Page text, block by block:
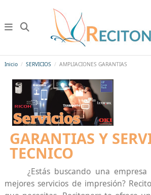
Inicio SERVICIOS AMPLIACIONES GARANTIAS
GARANTIAS Y
TECNICO
¿Estás buscando una
mejores servicios de impresión?